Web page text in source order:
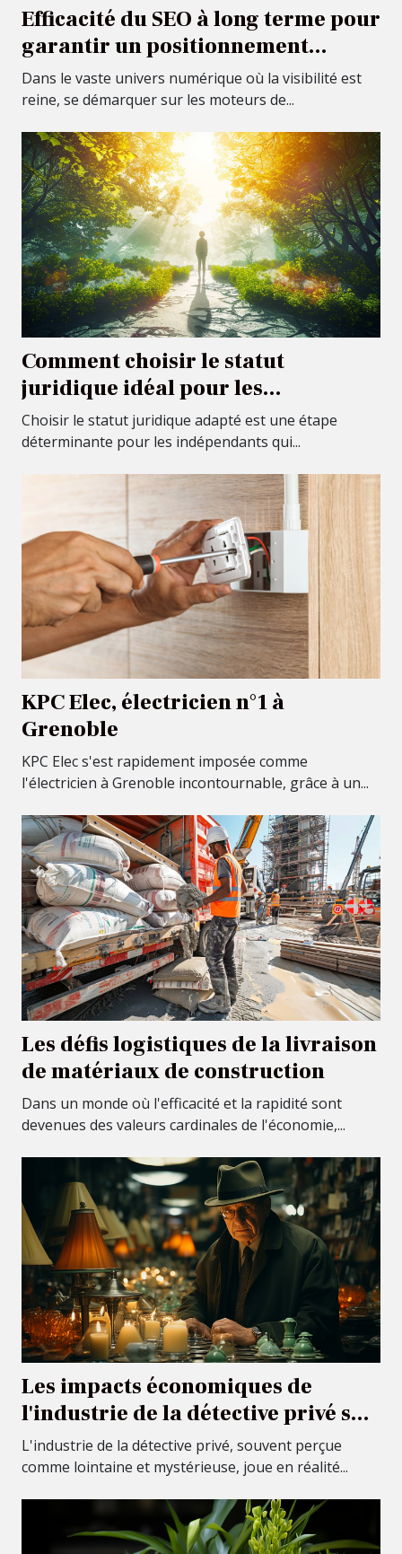
Efficacité du SEO à long terme pour
garantir un positionnement
durable
Dans le vaste univers numérique où la visibilité est
reine, se démarquer sur les moteurs de...
Comment choisir le statut
juridique idéal pour les
indépendants
Choisir le statut juridique adapté est une étape
déterminante pour les indépendants qui...
KPC Elec, électricien n°1 à
Grenoble
KPC Elec s'est rapidement imposée comme
l'électricien à Grenoble incontournable, grâce à un...
Les défis logistiques de la livraison
de matériaux de construction
Dans un monde où l'efficacité et la rapidité sont
devenues des valeurs cardinales de l'économie,...
Les impacts économiques de
l'industrie de la détective privé sur
les petites entreprises locales
L'industrie de la détective privé, souvent perçue
comme lointaine et mystérieuse, joue en réalité...